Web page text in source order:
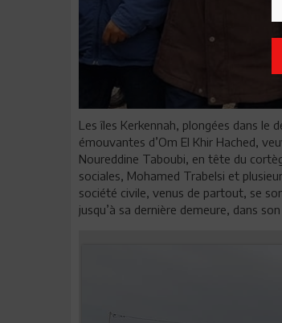
Les îles Kerkennah, plongées dans
émouvantes d’Om El Khir Hached,
Noureddine Taboubi, en tête du
sociales, Mohamed Trabelsi et
société civile, venus de partout, se
jusqu’à sa dernière demeure, dans